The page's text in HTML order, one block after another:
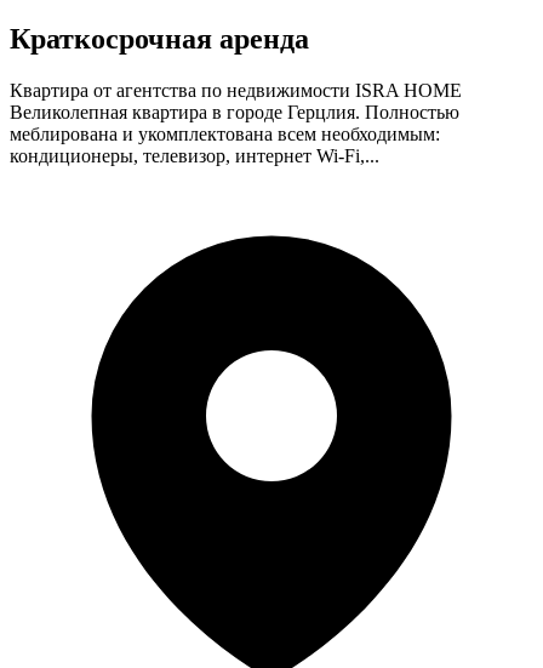
Краткосрочная аренда
Квартира от агентства по недвижимости ISRA HOME
Великолепная квартира в городе Герцлия. Полностью
меблирована и укомплектована всем необходимым:
кондиционеры, телевизор, интернет Wi-Fi,...